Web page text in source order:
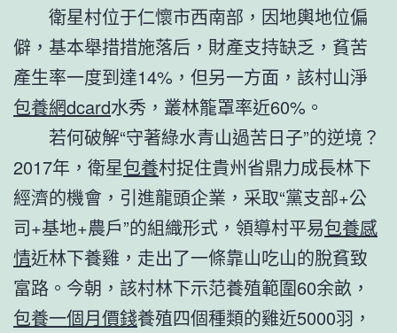
衛星村位于仁懷市西南部，因地輿地位偏
僻，基本舉措措施落后，財產支持缺乏，貧苦
產生率一度到達14%，但另一方面，該村山淨
包養網dcard水秀，叢林籠罩率近60%。
若何破解“守著綠水青山過苦日子”的逆境？
2017年，衛星包養村捉住貴州省鼎力成長林下
經濟的機會，引進龍頭企業，采取“黨支部+公
司+基地+農戶”的組織形式，領導村平易包養感
情近林下養雞，走出了一條靠山吃山的脫貧致
富路。今朝，該村林下示范養殖範圍60余畝，
包養一個月價錢養殖四個種類的雞近5000羽，